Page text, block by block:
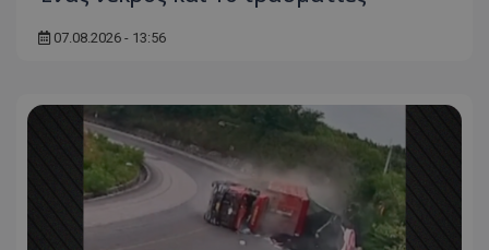
07.08.2026 - 13:56